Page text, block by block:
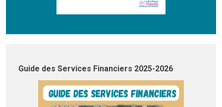
Guide des Services Financiers 2025-2026